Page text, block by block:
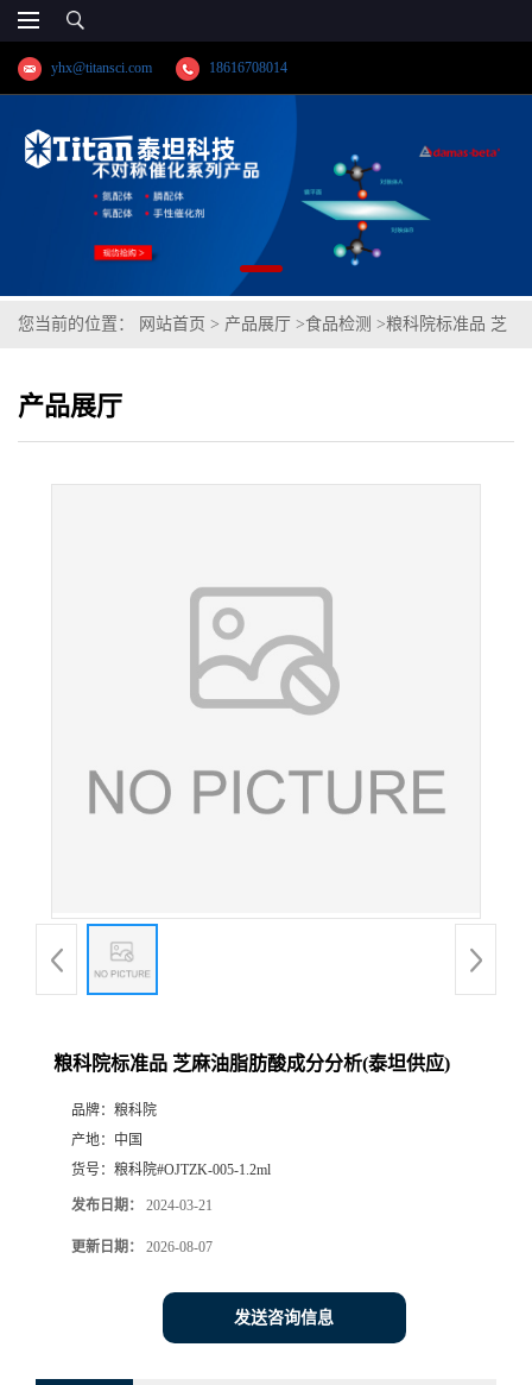
yhx@titansci.com 18616708014
您当前的位置： 网站首页 > 产品展厅 >食品检测 >粮科院标准品 芝
产品展厅
粮科院标准品 芝麻油脂肪酸成分分析(泰坦供应)
品牌： 粮科院
产地： 中国
货号： 粮科院#OJTZK-005-1.2ml
发布日期： 2024-03-21
更新日期： 2026-08-07
发送咨询信息